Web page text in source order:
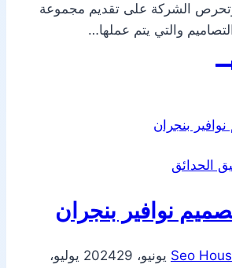
وتحرص الشركة على تقديم مجموعة
والتي يتم عملها…
الحدائق
نوافير بنجران
Seo
29 يوليو،